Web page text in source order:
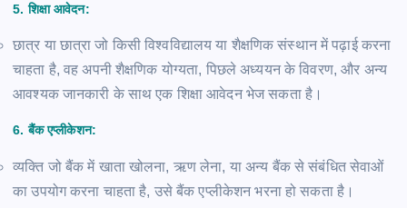
5.शिक्षा आवेदन:
छात्र या छात्रा जो किसी विश्वविद्यालय या शैक्षणिक संस्थान में पढ़ाई करना
चाहता है, वह अपनी शैक्षणिक योग्यता, पिछले अध्ययन के विवरण, और अन्य
आवश्यक जानकारी के साथ एक शिक्षा आवेदन भेज सकता है।
6.बैंक एप्लीकेशन:
व्यक्ति जो बैंक में खाता खोलना, ऋण लेना, या अन्य बैंक से संबंधित सेवाओं
का उपयोग करना चाहता है, उसे बैंक एप्लीकेशन भरना हो सकता है।